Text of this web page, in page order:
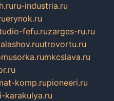
ru-industria.ru
erynok.ru
fefu.ruzarges-ru.ru
utrovortu.ru
mkcslava.ru
komp.rupioneeri.ru
karakulya.ru